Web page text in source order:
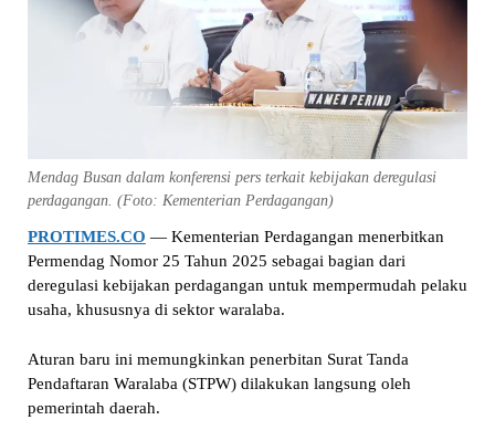
Mendag Busan dalam konferensi pers terkait kebijakan deregulasi
perdagangan. (Foto: Kementerian Perdagangan)
PROTIMES.CO — Kementerian Perdagangan menerbitkan
Permendag Nomor 25 Tahun 2025 sebagai bagian dari
deregulasi kebijakan perdagangan untuk mempermudah pelaku
usaha, khususnya di sektor waralaba.
Aturan baru ini memungkinkan penerbitan Surat Tanda
Pendaftaran Waralaba (STPW) dilakukan langsung oleh
pemerintah daerah.